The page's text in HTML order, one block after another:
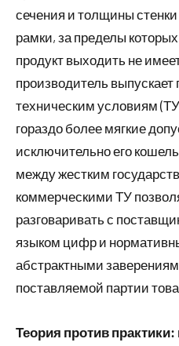
сечения и толщины
рамки, за пределы
продукт выходить не
производитель
техническим условиям
гораздо более мягкие
исключительно его
между жестким
коммерческими ТУ
разговаривать с
языком цифр и
абстрактными
поставляемой партии
Теория против